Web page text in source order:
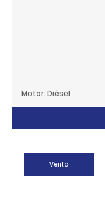
Motor: Diésel
Venta